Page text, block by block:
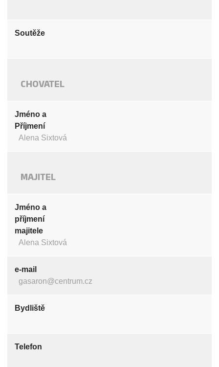
Soutěže
CHOVATEL
Jméno a
Příjmení
Alena Sixtová
MAJITEL
Jméno a
příjmení
majitele
Alena Sixtová
e-mail
gasaron@centrum.cz
Bydliště
Telefon